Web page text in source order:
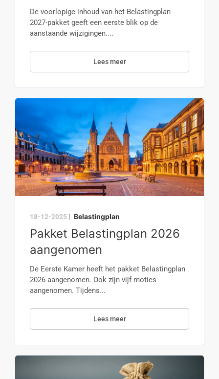
De voorlopige inhoud van het Belastingplan
2027-pakket geeft een eerste blik op de
aanstaande wijzigingen....
Lees meer
18-12-2025 | Belastingplan
Pakket Belastingplan 2026
aangenomen
De Eerste Kamer heeft het pakket Belastingplan
2026 aangenomen. Ook zijn vijf moties
aangenomen. Tijdens...
Lees meer